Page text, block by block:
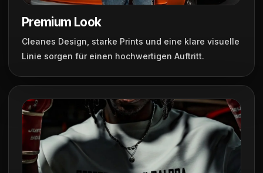
Premium Look
Cleanes Design, starke Prints und eine klare visuelle
Linie sorgen für einen hochwertigen Auftritt.